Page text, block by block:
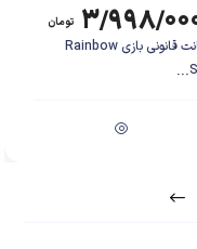
۹۹۸/۰۰۰ تومان
اکانت قانونی بازی Rainbow